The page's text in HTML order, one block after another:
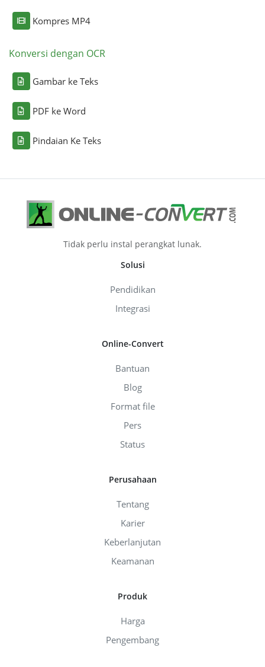
Kompres MP4
Konversi dengan OCR
Gambar ke Teks
PDF ke Word
Pindaian Ke Teks
Tidak perlu instal perangkat lunak.
Solusi
Pendidikan
Integrasi
Online-Convert
Bantuan
Blog
Format file
Pers
Status
Perusahaan
Tentang
Karier
Keberlanjutan
Keamanan
Produk
Harga
Pengembang